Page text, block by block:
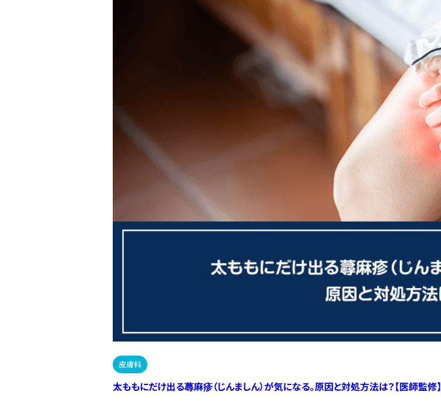
皮膚科
太ももにだけ出る蕁麻疹（じんましん）が気になる。原因と対処方法は？【医師監修】